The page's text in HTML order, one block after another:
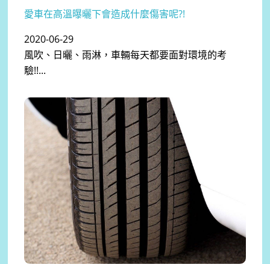
愛車在高溫曝曬下會造成什麼傷害呢?!
2020-06-29
風吹、日曬、雨淋，車輛每天都要面對環境的考
驗!!...